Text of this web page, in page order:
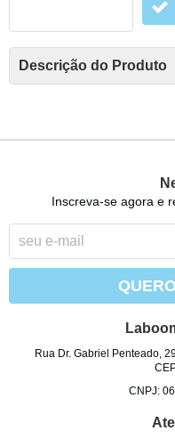
Descrição do Produto
Inscreva-se agora e
Rua Dr. Gabriel Penteado,
CNPJ: